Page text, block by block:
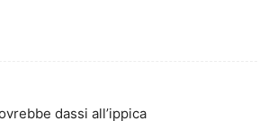
dassi all’ippica